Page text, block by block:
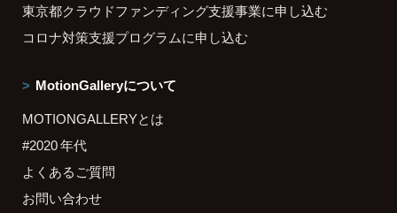
東京都クラウドファンディング支援事業に申し込む
コロナ対策支援プログラムに申し込む
MotionGalleryについて
MOTIONGALLERYとは
#2020 年代
よくあるご質問
お問い合わせ